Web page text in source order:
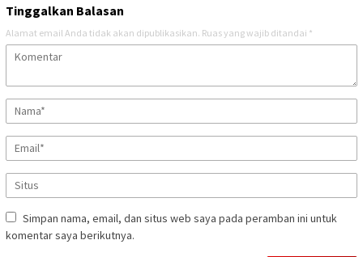
Tinggalkan Balasan
Alamat email Anda tidak akan dipublikasikan. Ruas yang wajib ditandai *
Simpan nama, email, dan situs web saya pada peramban ini untuk
komentar saya berikutnya.